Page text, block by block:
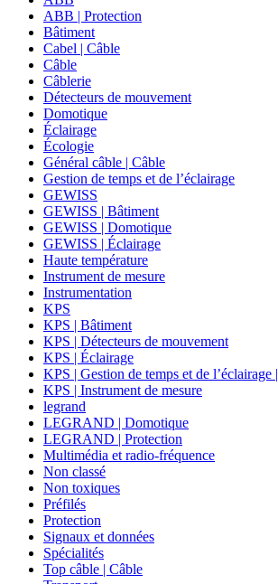
ABB | Protection
Bâtiment
Cabel | Câble
Câble
Câblerie
Détecteurs de mouvement
Domotique
Éclairage
Écologie
Général câble | Câble
Gestion de temps et de l’éclairage
GEWISS
GEWISS | Bâtiment
GEWISS | Domotique
GEWISS | Éclairage
Haute température
Instrument de mesure
Instrumentation
KPS
KPS | Bâtiment
KPS | Détecteurs de mouvement
KPS | Éclairage
KPS | Gestion de temps et de l’éclairage |
KPS | Instrument de mesure
legrand
LEGRAND | Domotique
LEGRAND | Protection
Multimédia et radio-fréquence
Non classé
Non toxiques
Préfilés
Protection
Signaux et données
Spécialités
Top câble | Câble